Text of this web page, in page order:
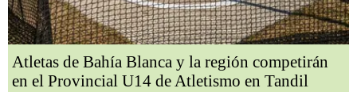
Atletas de Bahía Blanca y la región competirán
en el Provincial U14 de Atletismo en Tandil